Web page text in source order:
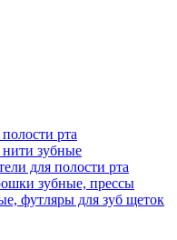
рта
зубные
для полости рта
зубные, прессы
футляры для зуб щеток